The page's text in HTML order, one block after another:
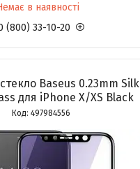
в наявності
(800) 33-10-20
Baseus 0.23mm Silk
для iPhone X/XS Black
497984556